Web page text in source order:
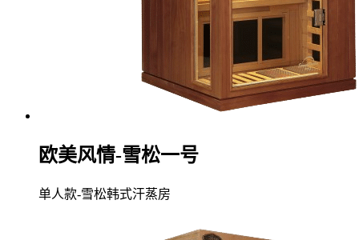
欧美风情-雪松一号
单人款-雪松韩式汗蒸房